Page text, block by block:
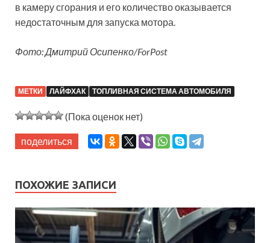
в камеру сгорания и его количество оказывается
недостаточным для запуска мотора.
Фото: Дмитрий Осипенко/ForPost
МЕТКИ ЛАЙФХАК ТОПЛИВНАЯ СИСТЕМА АВТОМОБИЛЯ
(Пока оценок нет)
поделиться
ПОХОЖИЕ ЗАПИСИ